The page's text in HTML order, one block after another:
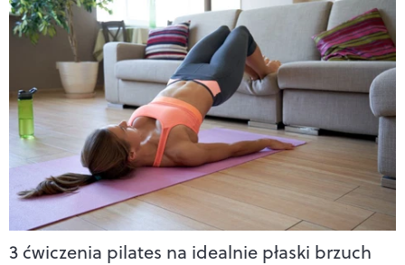
3 ćwiczenia pilates na idealnie płaski brzuch